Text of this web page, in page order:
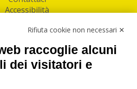
Accessibilità
Facebook
Linkedin
e spedizione pacchi nelle
Rifiuta cookie non necessari ✕
raccoglie alcuni
dei visitatori e